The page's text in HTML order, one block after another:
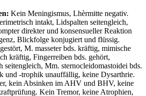
Kein Meningismus, Lhèrmitte negativ.
intakt, Lidspalten seitengleich,
direkter und konsensueller Reaktion
Blickfolge konjugiert und flüssig.
M. masseter bds. kräftig, mimische
kräftig, Fingerreiben bds. gehört,
seitengleich, Mm. sternocleidomastoidei bds.
und -trophik unauffällig, keine Dysarthrie.
kein Absinken im AHV und BHV, keine
Kein Tremor, keine Atrophien,